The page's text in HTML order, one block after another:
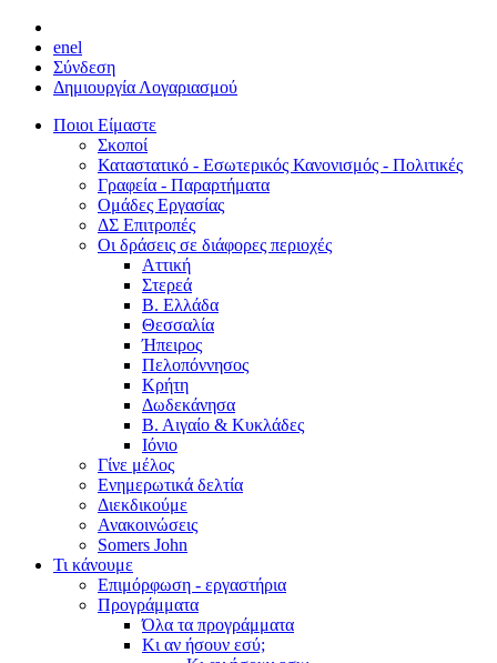
enel
Σύνδεση
Δημιουργία Λογαριασμού
Ποιοι Είμαστε
Σκοποί
Καταστατικό - Εσωτερικός Κανονισμός - Πολιτικές
Γραφεία - Παραρτήματα
Ομάδες Εργασίας
ΔΣ Επιτροπές
Οι δράσεις σε διάφορες περιοχές
Αττική
Στερεά
Β. Ελλάδα
Θεσσαλία
Ήπειρος
Πελοπόννησος
Κρήτη
Δωδεκάνησα
Β. Αιγαίο & Κυκλάδες
Ιόνιο
Γίνε μέλος
Ενημερωτικά δελτία
Διεκδικούμε
Ανακοινώσεις
Somers John
Τι κάνουμε
Επιμόρφωση - εργαστήρια
Προγράμματα
Όλα τα προγράμματα
Κι αν ήσουν εσύ;